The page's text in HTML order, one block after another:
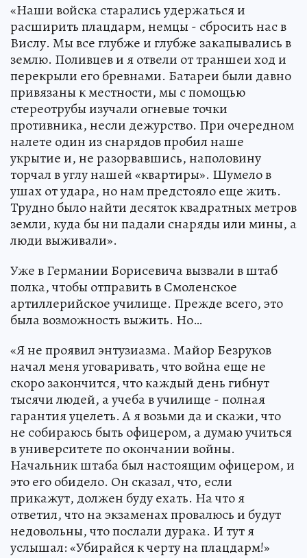
«Наши войска старались удержаться и
расширить плацдарм, немцы - сбросить нас в
Вислу. Мы все глубже и глубже закапывались в
землю. Поливцев и я отвели от траншеи ход и
перекрыли его бревнами. Батареи были давно
привязаны к местности, мы с помощью
стереотрубы изучали огневые точки
противника, несли дежурство. При очередном
налете один из снарядов пробил наше
укрытие и, не разорвавшись, наполовину
торчал в углу нашей «квартиры». Шумело в
ушах от удара, но нам предстояло еще жить.
Трудно было найти десяток квадратных метров
земли, куда бы ни падали снаряды или мины, а
люди выживали».
Уже в Германии Борисевича вызвали в штаб
полка, чтобы отправить в Смоленское
артиллерийское училище. Прежде всего, это
была возможность выжить. Но…
«Я не проявил энтузиазма. Майор Безруков
начал меня уговаривать, что война еще не
скоро закончится, что каждый день гибнут
тысячи людей, а учеба в училище - полная
гарантия уцелеть. А я возьми да и скажи, что
не собираюсь быть офицером, а думаю учиться
в университете по окончании войны.
Начальник штаба был настоящим офицером, и
это его обидело. Он сказал, что, если
прикажут, должен буду ехать. На что я
ответил, что на экзаменах провалюсь и будут
недовольны, что послали дурака. И тут я
услышал: «Убирайся к черту на плацдарм!»